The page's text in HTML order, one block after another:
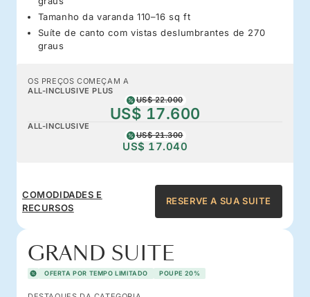
Tamanho da varanda 110–16 sq ft
Suíte de canto com vistas deslumbrantes de 270
graus
OS PREÇOS COMEÇAM A
ALL-INCLUSIVE PLUS
US$ 22.000
US$ 17.600
ALL-INCLUSIVE
US$ 21.300
US$ 17.040
COMODIDADES E
RECURSOS
RESERVE A SUA SUITE
GRAND SUITE
OFERTA POR TEMPO LIMITADO POUPE 20%